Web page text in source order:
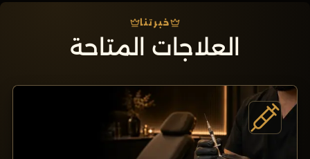
خبرتنا
العلاجات المتاحة